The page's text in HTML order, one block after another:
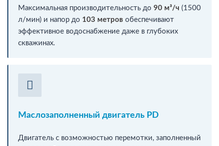
Максимальная производительность до 90 м³/ч (1500
л/мин) и напор до 103 метров обеспечивают
эффективное водоснабжение даже в глубоких
скважинах.
Маслозаполненный двигатель PD
Двигатель с возможностью перемотки, заполненный